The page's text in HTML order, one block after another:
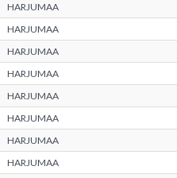
HARJUMAA
HARJUMAA
HARJUMAA
HARJUMAA
HARJUMAA
HARJUMAA
HARJUMAA
HARJUMAA